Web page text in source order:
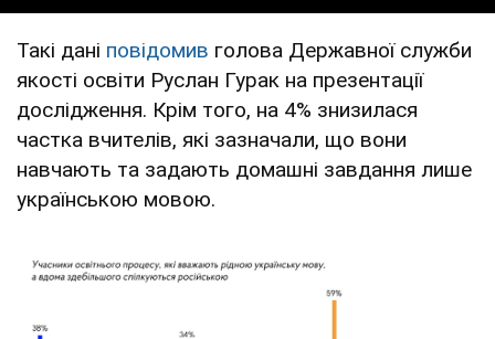
Такі дані повідомив голова Державної служби
якості освіти Руслан Гурак на презентації
дослідження. Крім того, на 4% знизилася
частка вчителів, які зазначали, що вони
навчають та задають домашні завдання лише
українською мовою.